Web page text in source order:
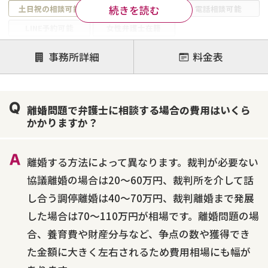
土日祝の相談可能 19時以降電話可能
電話相談可能
注力案件
離婚前相談
離婚調停
離婚裁判
不貞・不倫慰謝料請求
国際離婚
養育費問題
財産分与
続きを読む
事務所詳細 料金表
離婚問題で弁護士に相談する場合の費用はいくら
かかりますか？
離婚する方法によって異なります。裁判が必要ない
協議離婚の場合は20～60万円、裁判所を介して話
し合う調停離婚は40～70万円、裁判離婚まで発展
した場合は70～110万円が相場です。離婚問題の場
合、養育費や財産分与など、争点の数や獲得でき
た金額に大きく左右されるため費用相場にも幅が